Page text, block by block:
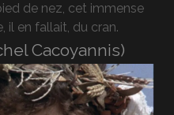
de nez, cet immense
il en fallait, du cran.
Cacoyannis)